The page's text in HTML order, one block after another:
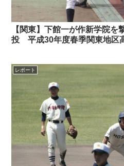
【関東】下館一が作新学院
投 平成30年度春季関東地区
レポート